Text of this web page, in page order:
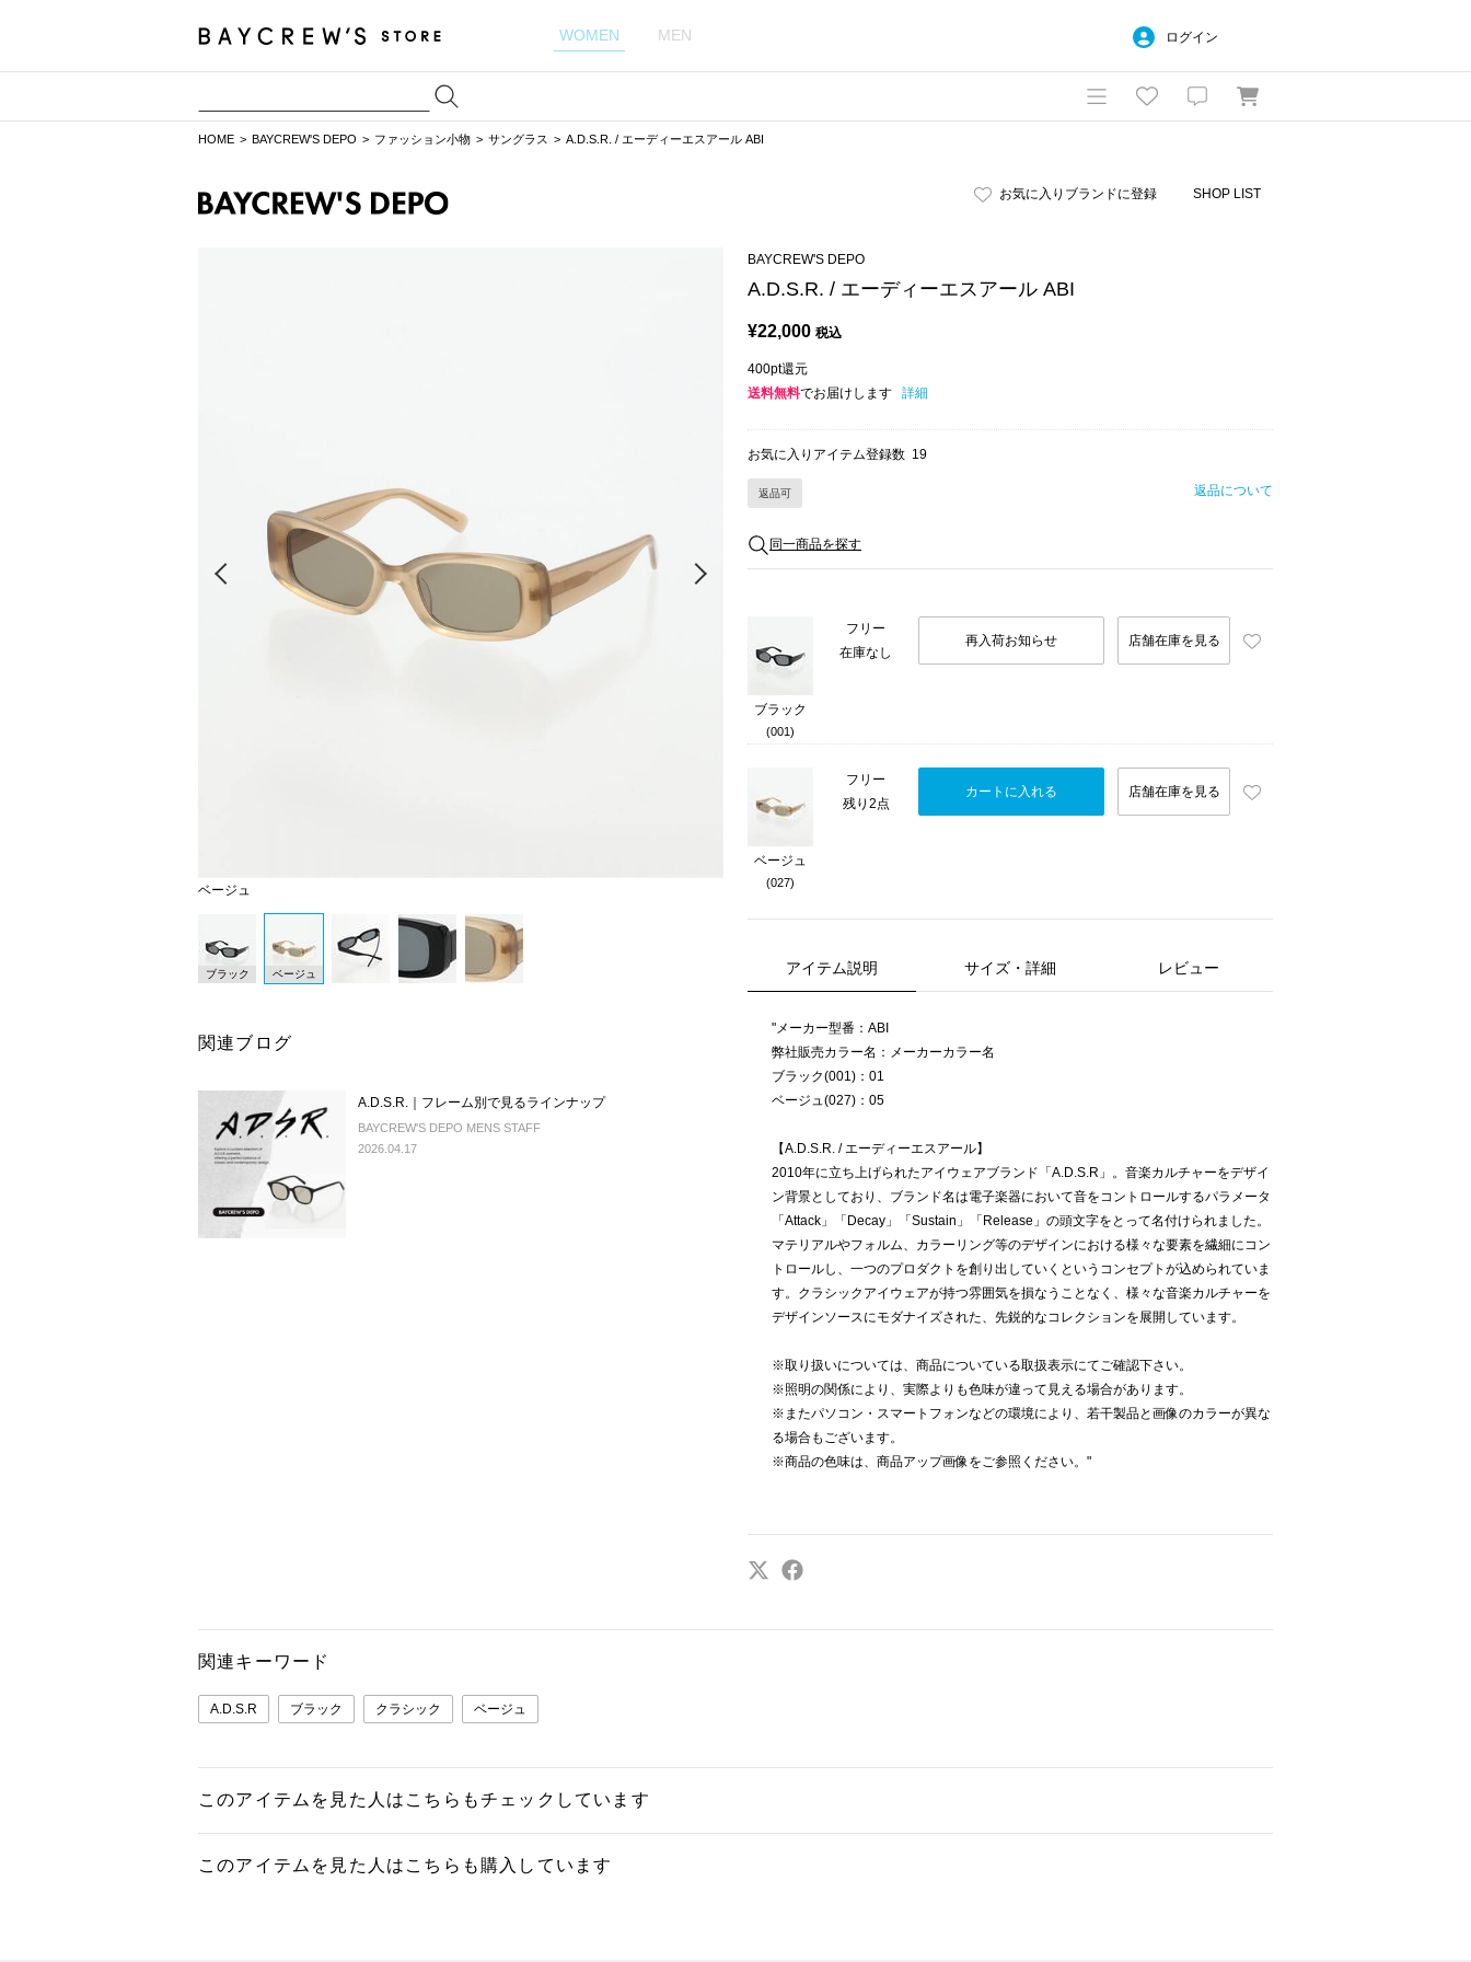
WOMEN MEN ログイン
HOME BAYCREW'S DEPO ファッション小物 サングラス A.D.S.R. / エーディーエスアール ABI
お気に入りブランドに登録 SHOP LIST
ベージュ
Prev
ブラック ベージュ
関連ブログ
A.D.S.R.｜フレーム別で見るラインナップ
BAYCREW'S DEPO MENS STAFF
2026.04.17
BAYCREW'S DEPO
A.D.S.R. / エーディーエスアール ABI
¥22,000 税込
400pt還元
送料無料でお届けします 詳細
お気に入りアイテム登録数 19
返品可 返品について
同一商品を探す
ブラック
(001)
フリー
在庫なし
再入荷お知らせ 店舗在庫を見る
ベージュ
(027)
フリー
残り2点
カートに入れる 店舗在庫を見る
アイテム説明 サイズ・詳細 レビュー
"メーカー型番：ABI
弊社販売カラー名：メーカーカラー名
ブラック(001)：01
ベージュ(027)：05
【A.D.S.R. / エーディーエスアール】
2010年に立ち上げられたアイウェアブランド「A.D.S.R」。音楽カルチャーをデザイ
ン背景としており、ブランド名は電子楽器において音をコントロールするパラメータ
「Attack」「Decay」「Sustain」「Release」の頭文字をとって名付けられました。
マテリアルやフォルム、カラーリング等のデザインにおける様々な要素を繊細にコン
トロールし、一つのプロダクトを創り出していくというコンセプトが込められていま
す。クラシックアイウェアが持つ雰囲気を損なうことなく、様々な音楽カルチャーを
デザインソースにモダナイズされた、先鋭的なコレクションを展開しています。
※取り扱いについては、商品についている取扱表示にてご確認下さい。
※照明の関係により、実際よりも色味が違って見える場合があります。
※またパソコン・スマートフォンなどの環境により、若干製品と画像のカラーが異な
る場合もございます。
※商品の色味は、商品アップ画像をご参照ください。"
関連キーワード
A.D.S.R ブラック クラシック ベージュ
このアイテムを見た人はこちらもチェックしています
このアイテムを見た人はこちらも購入しています